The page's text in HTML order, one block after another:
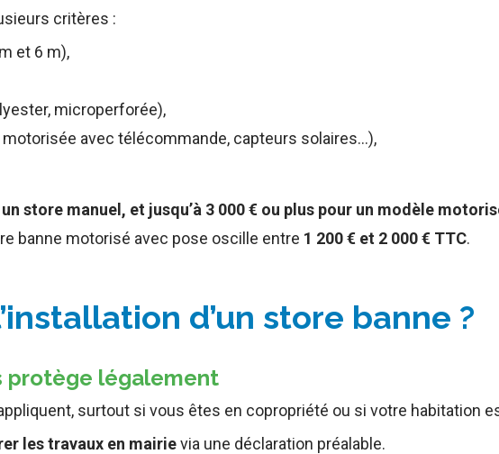
critères :
et 6 m),
microperforée),
avec télécommande, capteurs solaires…),
store manuel, et jusqu’à 3 000 € ou plus pour un modèle
banne motorisé avec pose oscille entre 1 200 € et 2 000 € TTC.
d’un store banne ?
protège légalement
surtout si vous êtes en copropriété ou si votre habitation
les travaux en mairievia une déclaration préalable.